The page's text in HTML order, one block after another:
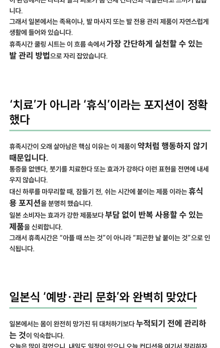
니다.
그래서 일본에서는 족욕이나, 발 마사지 또는 발 전용 관리 제품이 자연스럽게
생활에 들어와 있습니다.
휴족시간 쿨링 시트는 이 흐름 속에서가장 간단하게 실천할 수 있는
발 관리 방법으로 자리 잡았습니다.
‘치료’가 아니라 ‘휴식’이라는 포지션이 정확
했다
휴족시간이 오래 살아남은 핵심 이유는 이 제품이약처럼 행동하지 않기
때문입니다.
통증을 없앤다, 붓기를 치료한다 또는 효과가 강하다 이런 표현을 전면에 내세
우지 않습니다.
대신 하루를 마무리할 때, 잠들기 전, 쉬는 시간에 붙이는 제품 이라는휴식
용 포지션을 분명히 했습니다.
일본 소비자는 효과가 강한 제품보다부담 없이 반복 사용할 수 있는
제품을 신뢰합니다.
그래서 휴족시간은 “아플 때 쓰는 것”이 아니라 “피곤한 날 붙이는 것”으로 인
식됩니다.
일본식 ‘예방·관리 문화’와 완벽히 맞았다
일본에서는 몸이 완전히 망가진 뒤 대처하기보다누적되기 전에 관리하
는 것이 익숙합니다.